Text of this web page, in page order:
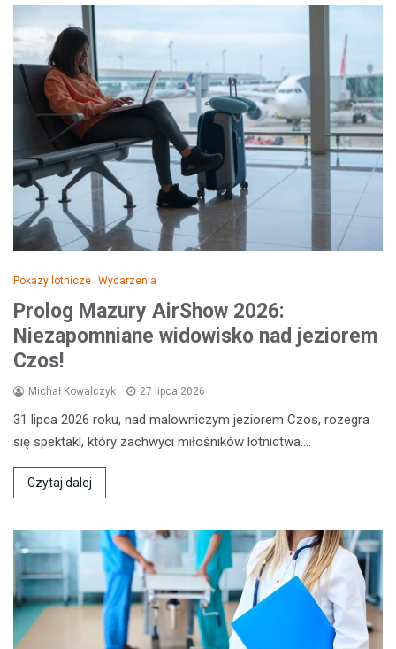
Pokazy lotnicze Wydarzenia
Prolog Mazury AirShow 2026:
Niezapomniane widowisko nad jeziorem
Czos!
Michał Kowalczyk 27 lipca 2026
31 lipca 2026 roku, nad malowniczym jeziorem Czos, rozegra
się spektakl, który zachwyci miłośników lotnictwa.…
Czytaj dalej